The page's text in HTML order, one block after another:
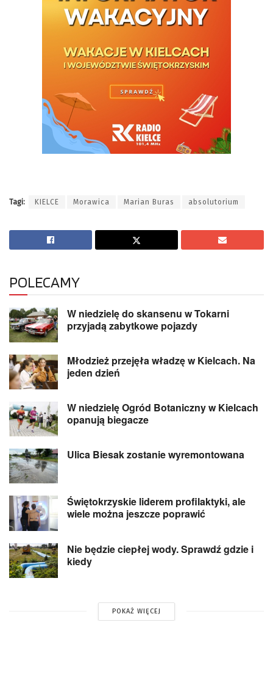
Tagi: KIELCE Morawica Marian Buras absolutorium
POLECAMY
W niedzielę do skansenu w Tokarni
przyjadą zabytkowe pojazdy
Młodzież przejęła władzę w Kielcach. Na
jeden dzień
W niedzielę Ogród Botaniczny w Kielcach
opanują biegacze
Ulica Biesak zostanie wyremontowana
Świętokrzyskie liderem profilaktyki, ale
wiele można jeszcze poprawić
Nie będzie ciepłej wody. Sprawdź gdzie i
kiedy
POKAŻ WIĘCEJ